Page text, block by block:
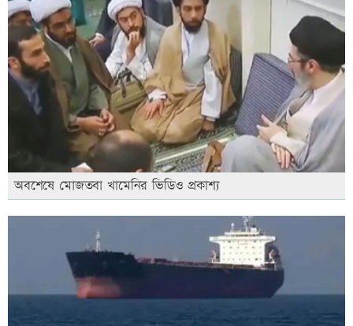
অবশেষে মোজতবা খামেনির ভিডিও প্রকাশ্য